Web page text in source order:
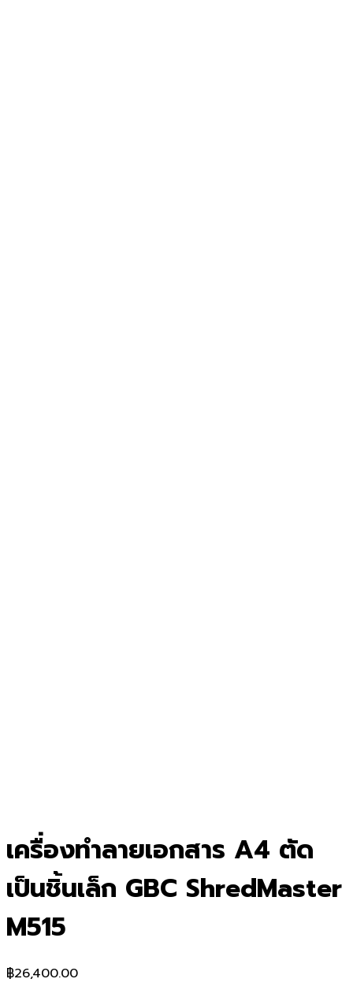
เครื่องทำลายเอกสาร A4 ตัด
เป็นชิ้นเล็ก GBC ShredMaster
M515
฿26,400.00